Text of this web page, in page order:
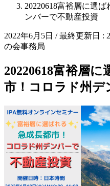
20220618富裕層に選
ンバーで不動産投資
2022年6月5日 / 最終更新日 :
の会事務局
20220618富裕層
市！コロラド州デ